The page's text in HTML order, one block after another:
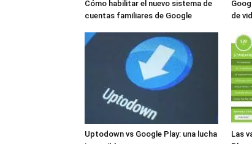
Cómo habilitar el nuevo sistema de
cuentas familiares de Google
de
Uptodown vs Google Play: una lucha
Las